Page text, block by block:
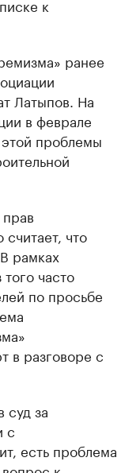
к
ранее
Латыпов. На
в феврале
проблемы
что
рамках
часто
по просьбе
в разговоре с
суд за
с
есть проблема